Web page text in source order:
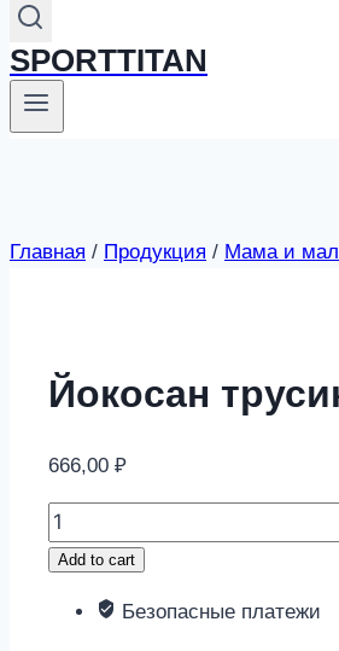
SPORTTITAN
Главная / Продукция / Мама и
Йокосан
666,00 ₽
Йокосан
трусики-
размер
Add to cart
Безопасные платежи